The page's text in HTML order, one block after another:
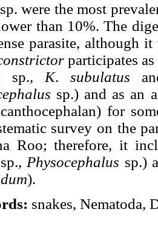
sp. were the most
than 10%. The
parasite, although
participates
sp., K.subulatus
sp.) and as an
for
survey on the
Roo; therefore, it
sp., Physocephalus sp.)
).
snakes, Nematoda,